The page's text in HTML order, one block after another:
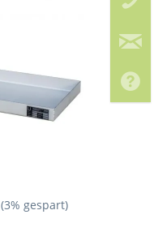
(3% gespart)